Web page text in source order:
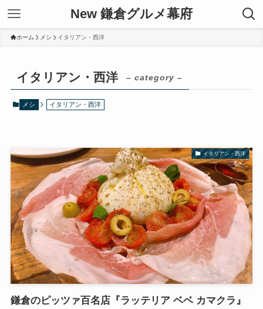
New 鎌倉グルメ幕府
ホーム メシ イタリアン・西洋
イタリアン・西洋 – category –
メシ イタリアン・西洋
イタリアン・西洋
鎌倉のピッツァ百名店『ラッテリア ベベ カマクラ』